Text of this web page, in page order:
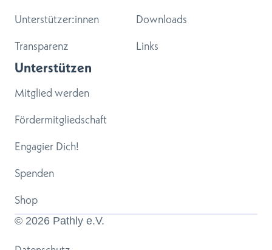
Unterstützer:innen
Transparenz
Downloads
Links
Unterstützen
Mitglied werden
Fördermitgliedschaft
Engagier Dich!
Spenden
Shop
© 2026 Pathly e.V.